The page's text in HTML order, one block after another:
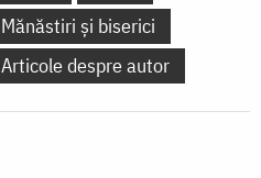
Mănăstiri și biserici
Articole despre autor